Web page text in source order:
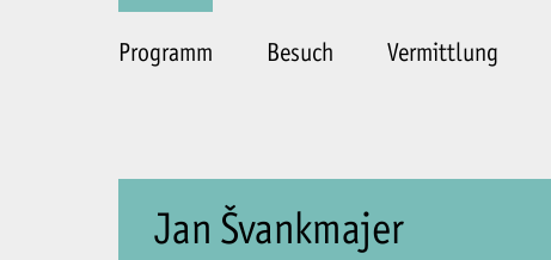
Programm Besuch Vermittlung
Jan Švankmajer